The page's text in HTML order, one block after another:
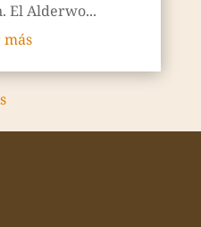
El Alderwo...